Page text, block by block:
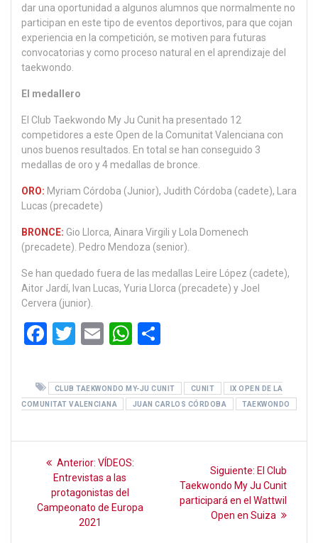
dar una oportunidad a algunos alumnos que normalmente no
participan en este tipo de eventos deportivos, para que cojan
experiencia en la competición, se motiven para futuras
convocatorias y como proceso natural en el aprendizaje del
taekwondo.
El medallero
El Club Taekwondo My Ju Cunit ha presentado 12
competidores a este Open de la Comunitat Valenciana con
unos buenos resultados. En total se han conseguido 3
medallas de oro y 4 medallas de bronce.
ORO: Myriam Córdoba (Junior), Judith Córdoba (cadete), Lara
Lucas (precadete)
BRONCE: Gio Llorca, Ainara Virgili y Lola Domenech
(precadete). Pedro Mendoza (senior).
Se han quedado fuera de las medallas Leire López (cadete),
Aitor Jardí, Ivan Lucas, Yuria Llorca (precadete) y Joel
Cervera (junior).
F
ce
b
o
k
T
tt
er
E
ail
W
at
s
p
p
m
p
tir
CLUB TAEKWONDO MY-JU CUNIT CUNIT
IX OPEN DE LA
COMUNITAT VALENCIANA
JUAN CARLOS CÓRDOBA TAEKWONDO
Navegación
entradas
Anterior: Entrada
anterior:
VÍDEOS:
Entrevistas a las
protagonistas del
Campeonato de Europa
2021
Siguiente: Siguiente
entrada:
El Club
Taekwondo My Ju Cunit
participará en el Wattwil
Open en Suiza